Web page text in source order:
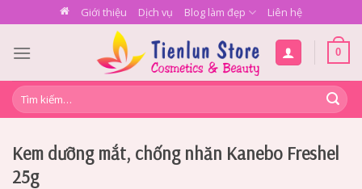
to
content
Giới thiệu Dịch vụ Blog làm đẹp Liên hệ
0
Tìm
kiếm:
Kem dưỡng mắt, chống nhăn Kanebo Freshel
25g